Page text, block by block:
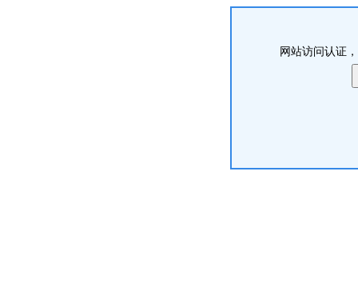
网站访问认证